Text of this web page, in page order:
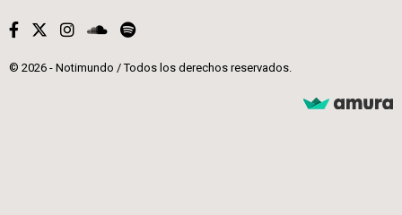
© 2026 - Notimundo / Todos los derechos reservados.